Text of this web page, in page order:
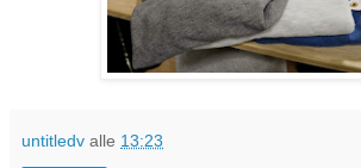
untitledv alle 13:23